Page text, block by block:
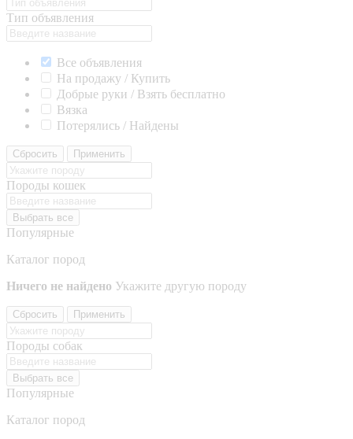
Тип объявления
Все объявления
На продажу / Купить
Добрые руки / Взять бесплатно
Вязка
Потерялись / Найдены
Сбросить Применить
Породы кошек
Выбрать все
Популярные
Каталог пород
Ничего не найдено Укажите другую породу
Сбросить Применить
Породы собак
Выбрать все
Популярные
Каталог пород